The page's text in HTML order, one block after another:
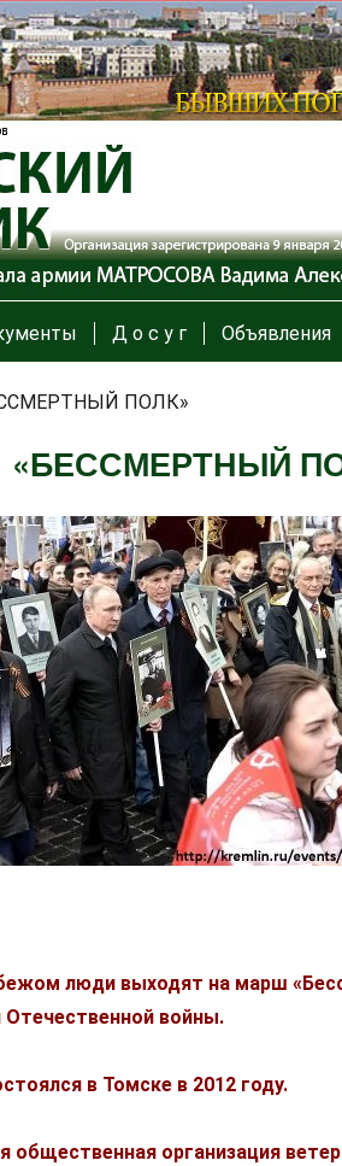
Д о с у г Объявления
ПОЛК»
«БЕССМЕРТНЫЙ
люди выходят на марш
Отечественной войны.
в Томске в 2012 году.
общественная организация